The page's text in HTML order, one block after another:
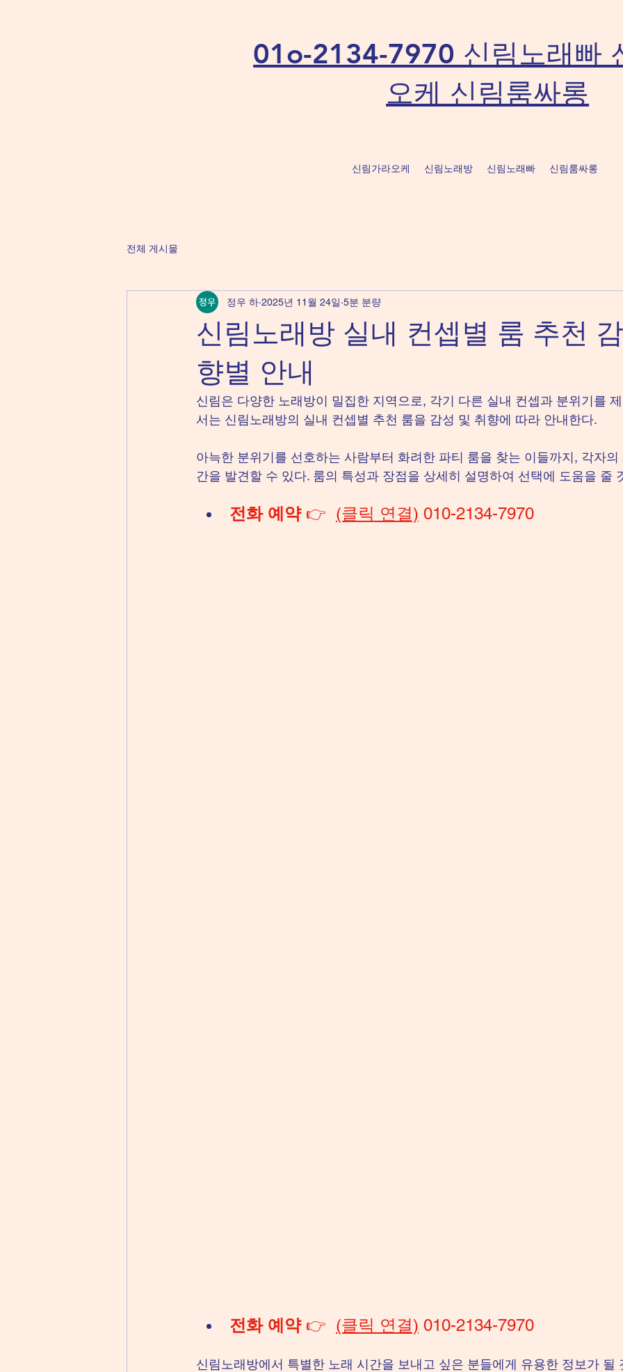
01o-2134-7970 신림노래빠
오케 신림룸싸롱
신림가라오케 신림노래방 신림노래빠 신림룸싸롱
전체 게시물
신림노래방 실내 컨셉별 룸 추천
향별 안내
정우 하 2025년 11월 24일 5분 분량
신림은 다양한 노래방이 밀집한 지역으로, 각기 다른 실내 컨셉과 분위기를
서는 신림노래방의 실내 컨셉별 추천 룸을 감성 및 취향에 따라 안내한다.
아늑한 분위기를 선호하는 사람부터 화려한 파티 룸을 찾는 이들까지, 각자의
간을 발견할 수 있다. 룸의 특성과 장점을 상세히 설명하여 선택에 도움을 줄
전화 예약 👉 (클릭 연결) 010-2134-7970
전화 예약 👉 (클릭 연결) 010-2134-7970
신림노래방에서 특별한 노래 시간을 보내고 싶은 분들에게 유용한 정보가 될